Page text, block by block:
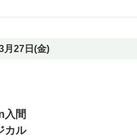
月27日(金)
入間
カル